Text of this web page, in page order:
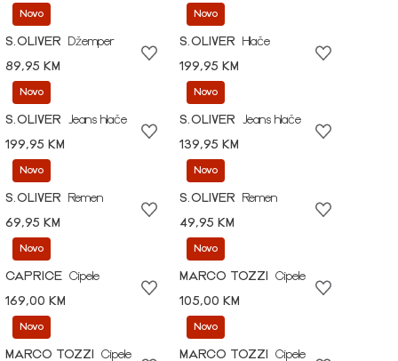
Novo
S.OLIVER
Džemper
89,95 KM
Novo
S.OLIVER
Hlače
199,95 KM
Novo
S.OLIVER
Jeans hlače
199,95 KM
Novo
S.OLIVER
Jeans hlače
139,95 KM
Novo
S.OLIVER
Remen
69,95 KM
Novo
S.OLIVER
Remen
49,95 KM
Novo
CAPRICE Cipele
169,00 KM
Novo
MARCO TOZZI
Cipele
105,00 KM
Novo
MARCO TOZZI
Cipele
Novo
MARCO TOZZI
Cipele